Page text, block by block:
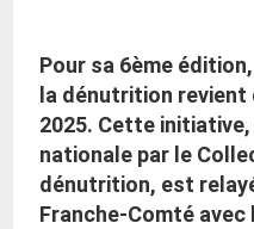
Pour sa 6ème
la dénutrition revient
2025. Cette
nationale par le
dénutrition, est
Franche-Comté avec